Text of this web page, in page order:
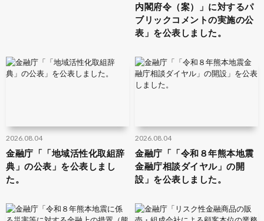
内閣府令（案）」に対するパ
ブリックコメントの実施の公
表」を公表しました。
2026.08.04
金融庁「「地域活性化取組辞
典」の公表」を公表しまし
た。
2026.08.04
金融庁「「令和８年熊本地震
金融庁相談ダイヤル」の開
設」を公表しました。